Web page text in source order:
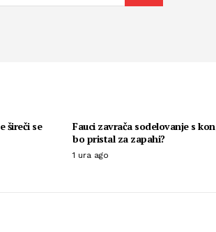
šireči se
Fauci zavrača sodelovanje s
bo pristal za zapahi?
1 ura ago